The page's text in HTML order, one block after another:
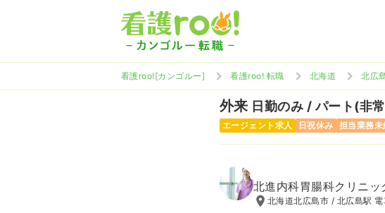
看護roo![カンゴルー] 看護roo! 転職 北海道 北広
外来 日勤のみ / パート(非
エージェント求人 日祝休み 担当業務未
北進内科胃腸科クリニッ
北海道北広島市 / 北広島駅